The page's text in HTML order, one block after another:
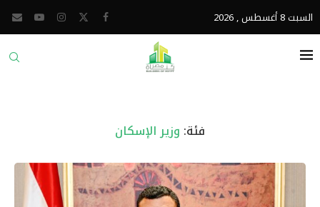
السبت 8 أغسطس , 2026
فئة: وزير الإسكان